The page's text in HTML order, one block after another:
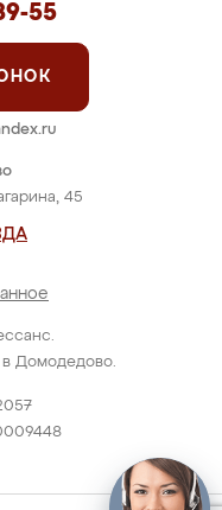
Домодедово.
45
55